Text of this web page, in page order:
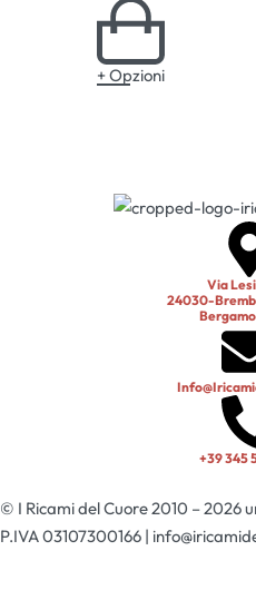
+ Opzioni
Via
24030-
+39 345
© I Ricami del Cuore 2010 – 2026
P.IVA 03107300166 |